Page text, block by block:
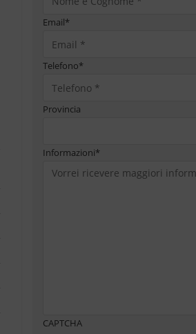
Email*
Telefono*
Provincia
Informazioni*
CAPTCHA